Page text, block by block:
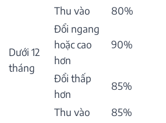
Dưới 12
tháng
Thu vào
80%
Đổi ngang
hoặc cao
hơn
90%
Đổi thấp
hơn
85%
Thu vào
85%